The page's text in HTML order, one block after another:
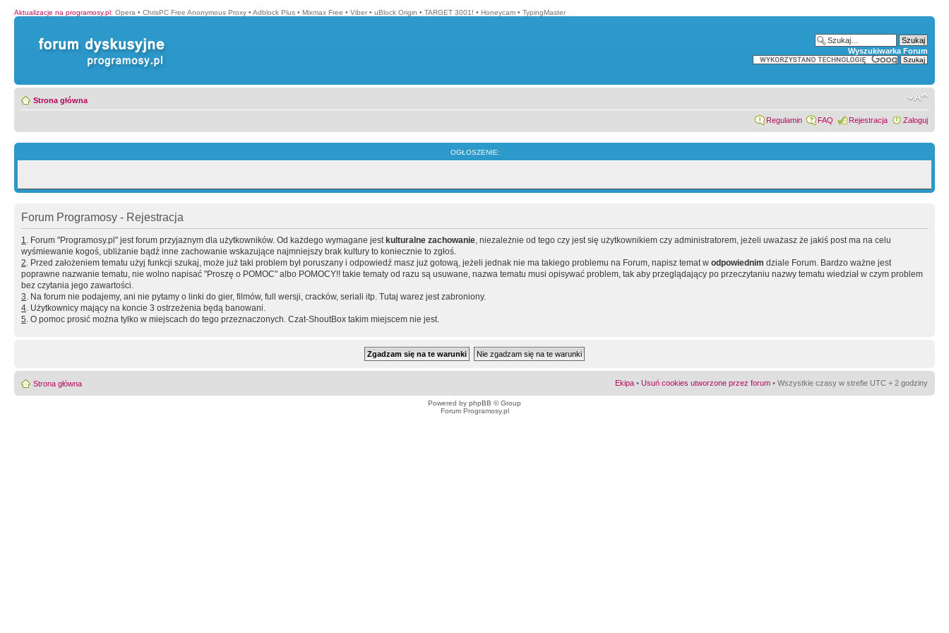
Aktualizacje na programosy.pl: Opera • ChrisPC Free Anonymous Proxy • Adblock Plus • Mixmax Free • Viber • uBlock Origin • TARGET 3001! • Honeycam • TypingMaster
Wyszukiwarka Forum
Strona główna
Regulamin FAQ Rejestracja Zaloguj
OGŁOSZENIE:
Forum Programosy - Rejestracja
1. Forum "Programosy.pl" jest forum przyjaznym dla użytkowników. Od każdego wymagane jest kulturalne zachowanie, niezależnie od tego czy jest się użytkownikiem czy administratorem, jeżeli uważasz że jakiś post ma na celu
wyśmiewanie kogoś, ubliżanie bądź inne zachowanie wskazujące najmniejszy brak kultury to koniecznie to zgłoś.
2. Przed założeniem tematu użyj funkcji szukaj, może już taki problem był poruszany i odpowiedź masz już gotową, jeżeli jednak nie ma takiego problemu na Forum, napisz temat w odpowiednim dziale Forum. Bardzo ważne jest
poprawne nazwanie tematu, nie wolno napisać "Proszę o POMOC" albo POMOCY!! takie tematy od razu są usuwane, nazwa tematu musi opisywać problem, tak aby przeglądający po przeczytaniu nazwy tematu wiedział w czym problem
bez czytania jego zawartości.
3. Na forum nie podajemy, ani nie pytamy o linki do gier, filmów, full wersji, cracków, seriali itp. Tutaj warez jest zabroniony.
4. Użytkownicy mający na koncie 3 ostrzeżenia będą banowani.
5. O pomoc prosić można tylko w miejscach do tego przeznaczonych. Czat-ShoutBox takim miejscem nie jest.
Strona główna Ekipa • Usuń cookies utworzone przez forum • Wszystkie czasy w strefie UTC + 2 godziny
Powered by phpBB © Group
Forum Programosy.pl